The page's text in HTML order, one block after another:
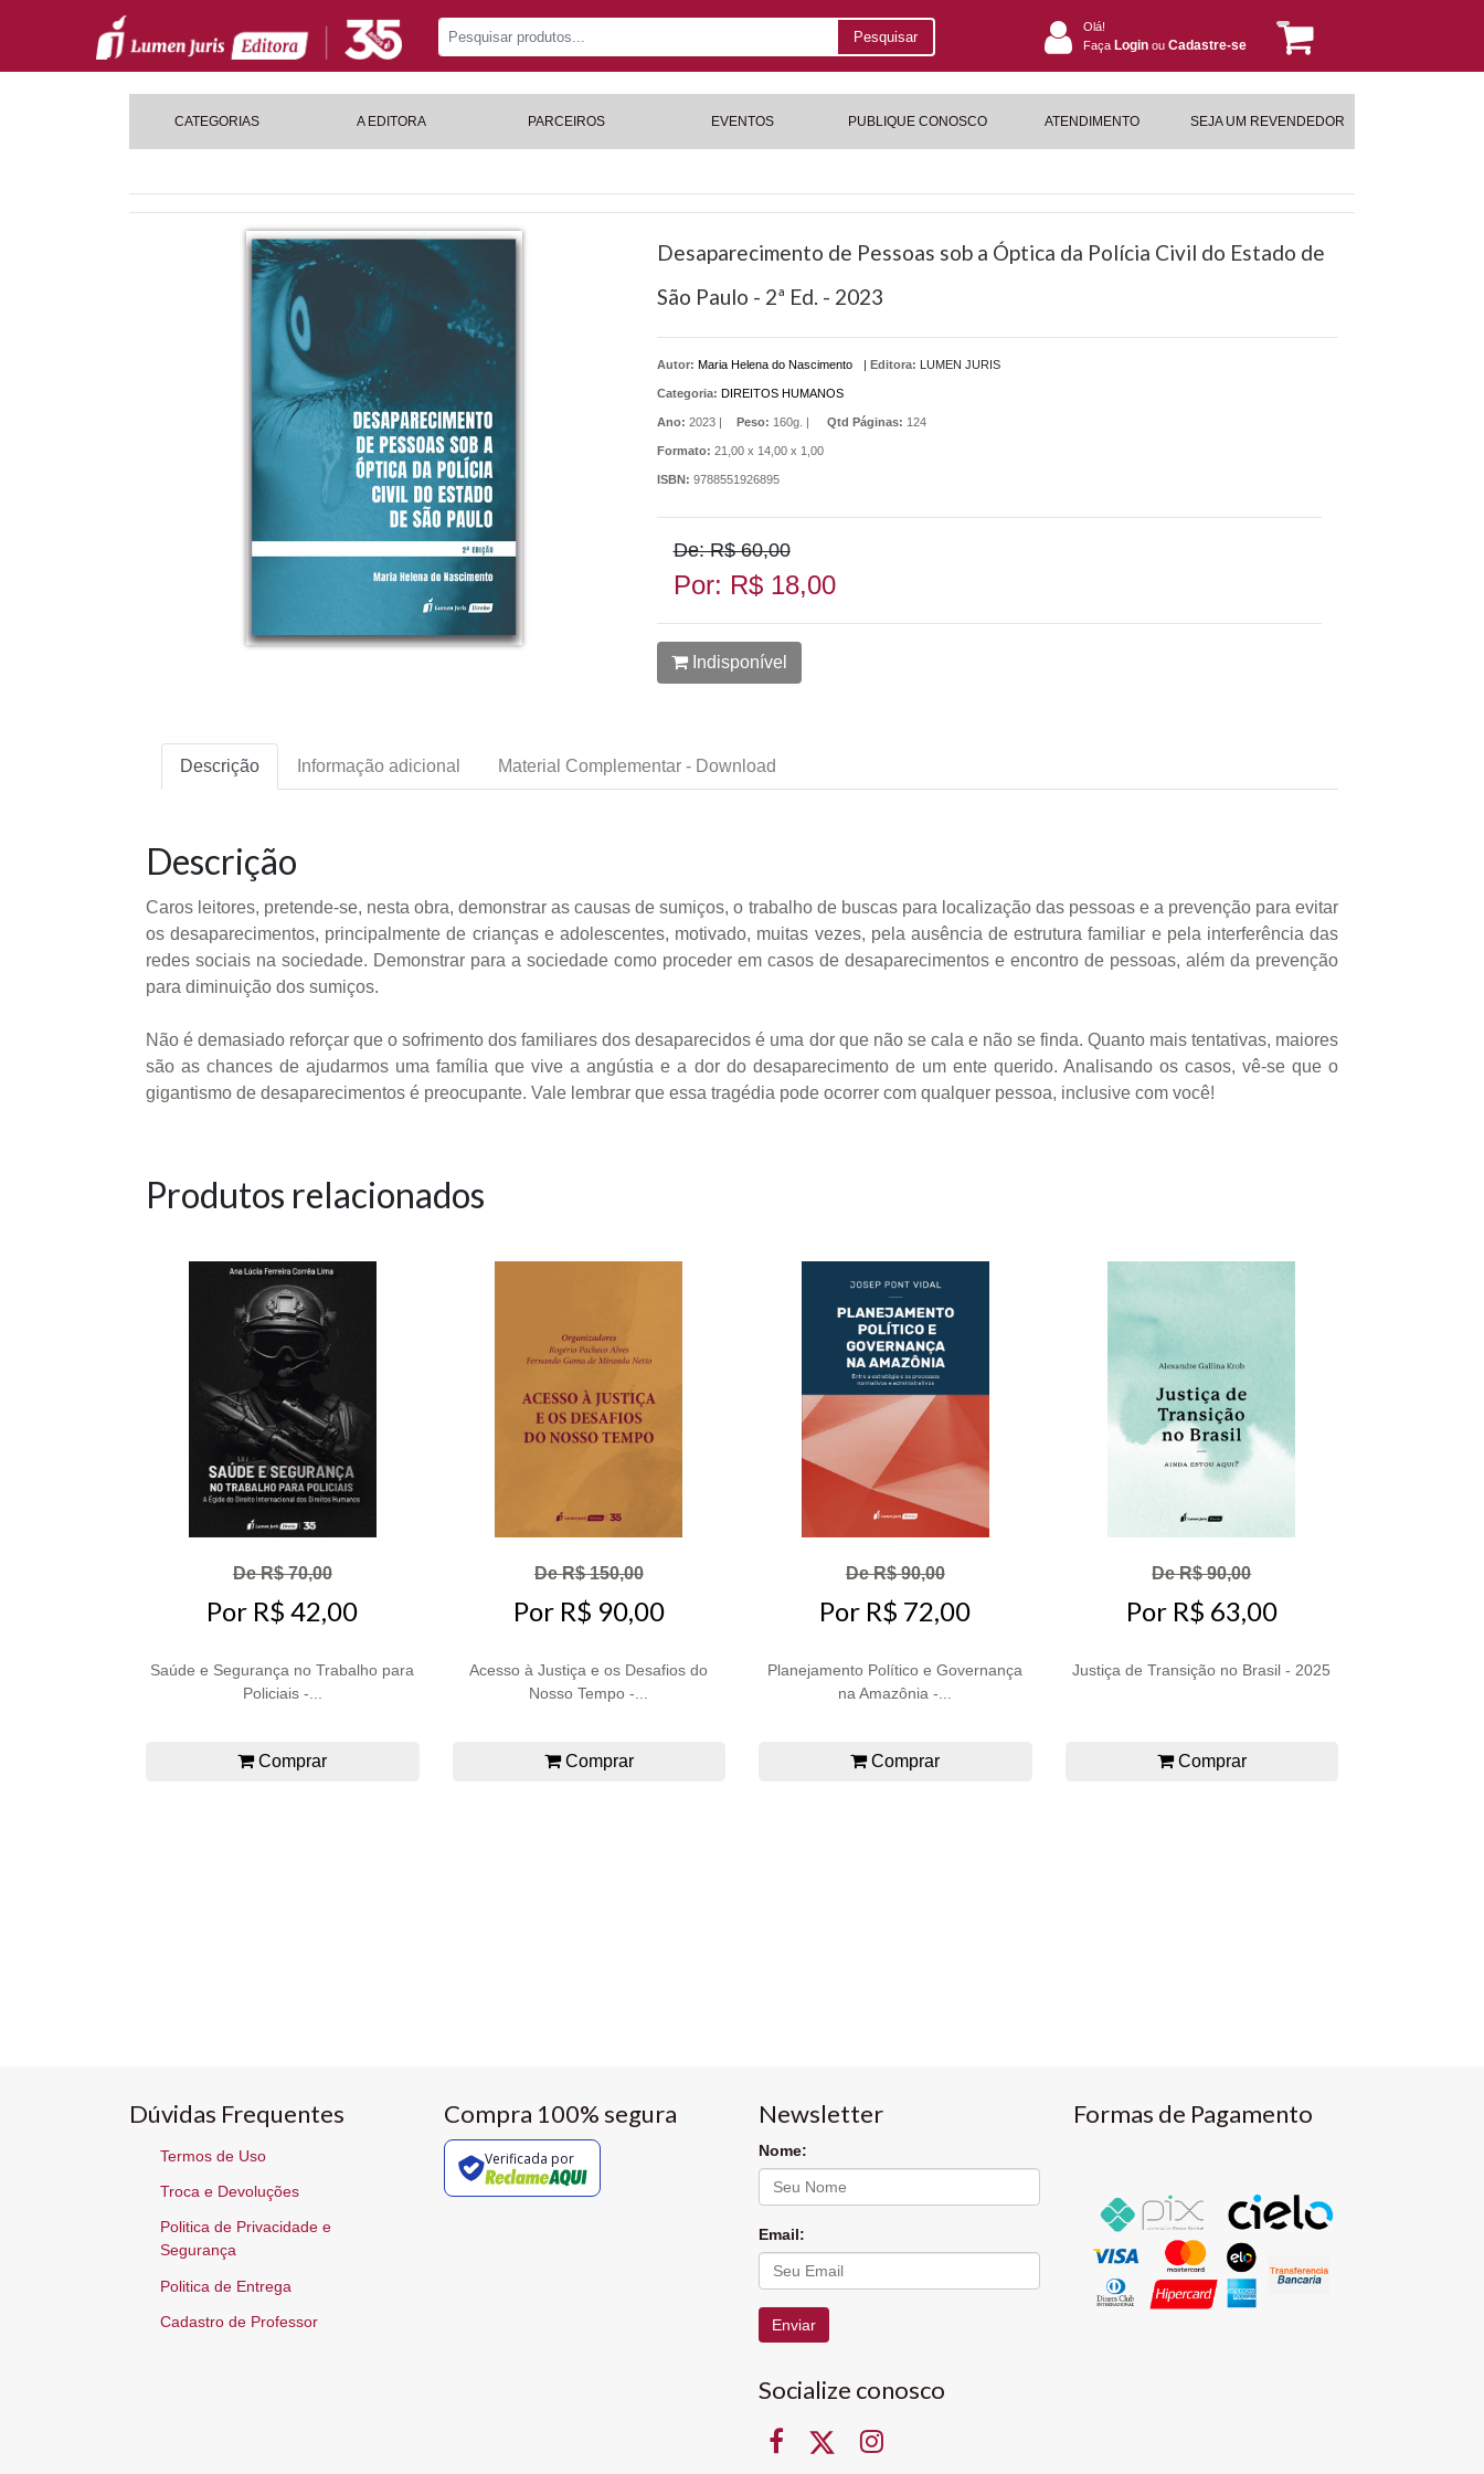
Pesquisar
Olá!
Faça Login ou Cadastre-se
CATEGORIAS A EDITORA PARCEIROS EVENTOS PUBLIQUE CONOSCO ATENDIMENTO SEJA UM REVENDEDOR
Desaparecimento de Pessoas sob a Óptica da Polícia Civil do Estado de
São Paulo - 2ª Ed. - 2023
Autor: Maria Helena do Nascimento | Editora: LUMEN JURIS
Categoria: DIREITOS HUMANOS
Ano: 2023 | Peso: 160g. | Qtd Páginas: 124
Formato: 21,00 x 14,00 x 1,00
ISBN: 9788551926895
De: R$ 60,00
Por: R$ 18,00
Indisponível
Descrição Informação adicional Material Complementar - Download
Descrição
Caros leitores, pretende-se, nesta obra, demonstrar as causas de sumiços, o trabalho de buscas para localização das pessoas e a prevenção para evitar
os desaparecimentos, principalmente de crianças e adolescentes, motivado, muitas vezes, pela ausência de estrutura familiar e pela interferência das
redes sociais na sociedade. Demonstrar para a sociedade como proceder em casos de desaparecimentos e encontro de pessoas, além da prevenção
para diminuição dos sumiços.
Não é demasiado reforçar que o sofrimento dos familiares dos desaparecidos é uma dor que não se cala e não se finda. Quanto mais tentativas, maiores
são as chances de ajudarmos uma família que vive a angústia e a dor do desaparecimento de um ente querido. Analisando os casos, vê-se que o
gigantismo de desaparecimentos é preocupante. Vale lembrar que essa tragédia pode ocorrer com qualquer pessoa, inclusive com você!
Produtos relacionados
De R$ 70,00
Por R$ 42,00
Saúde e Segurança no Trabalho para
Policiais -...
Comprar
De R$ 150,00
Por R$ 90,00
Acesso à Justiça e os Desafios do
Nosso Tempo -...
Comprar
De R$ 90,00
Por R$ 72,00
Planejamento Político e Governança
na Amazônia -...
Comprar
De R$ 90,00
Por R$ 63,00
Justiça de Transição no Brasil - 2025
Comprar
Dúvidas Frequentes
Termos de Uso
Troca e Devoluções
Politica de Privacidade e
Segurança
Politica de Entrega
Cadastro de Professor
Compra 100% segura
Verificada por
Newsletter
Nome:
Email:
Enviar
Socialize conosco
Formas de Pagamento